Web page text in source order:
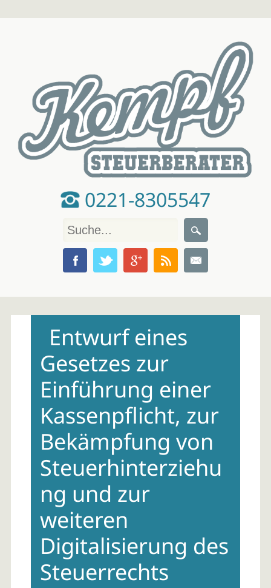
0221-8305547
Entwurf eines
Gesetzes zur
Einführung einer
Kassenpflicht, zur
Bekämpfung von
Steuerhinterziehu
ng und zur
weiteren
Digitalisierung des
Steuerrechts